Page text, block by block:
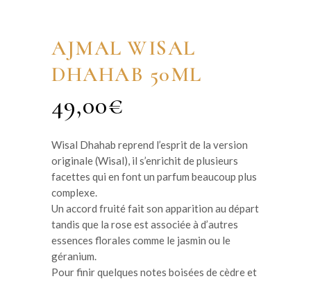
AJMAL WISAL
DHAHAB 50ML
49,00€
Wisal Dhahab reprend l’esprit de la version
originale (Wisal), il s’enrichit de plusieurs
facettes qui en font un parfum beaucoup plus
complexe.
Un accord fruité fait son apparition au départ
tandis que la rose est associée à d’autres
essences florales comme le jasmin ou le
géranium.
Pour finir quelques notes boisées de cèdre et